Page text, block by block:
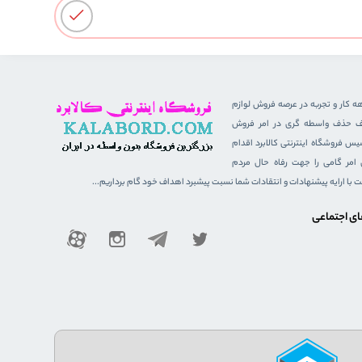
کار و تجربه در عرصه فروش لوازم
حذف واسطه گری در امر فروش
فروشگاه اینترنتی کالابرد اقدام
امر گامی را جهت رفاه حال مردم
با ارایه پیشنهادات و انتقادات شما نسبت پیشبرد اهداف خود گام برداریم...
اجتماعی